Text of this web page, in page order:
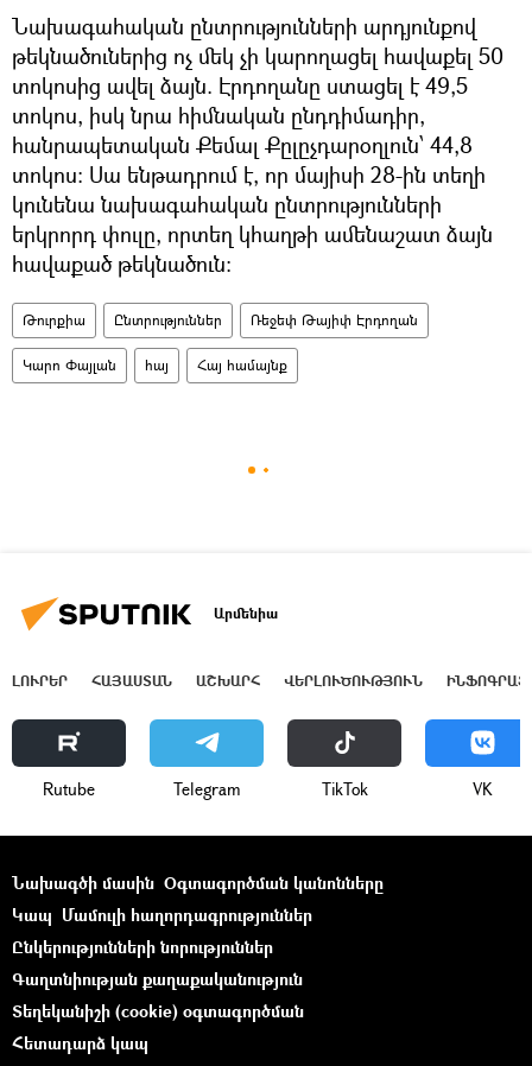
Նախագահական ընտրությունների արդյունքով
թեկնածուներից ոչ մեկ չի կարողացել հավաքել 50
տոկոսից ավել ձայն. Էրդողանը ստացել է 49,5
տոկոս, իսկ նրա հիմնական ընդդիմադիր,
հանրապետական Քեմալ Քըլըչդարօղլուն՝ 44,8
տոկոս։ Սա ենթադրում է, որ մայիսի 28-ին տեղի
կունենա նախագահական ընտրությունների
երկրորդ փուլը, որտեղ կհաղթի ամենաշատ ձայն
հավաքած թեկնածուն։
Թուրքիա Ընտրություններ Ռեջեփ Թայիփ Էրդողան
Կարո Փայլան հայ Հայ համայնք
Արմենիա
ԼՈՒՐԵՐ ՀԱՅԱՍՏԱՆ ԱՇԽԱՐՀ ՎԵՐԼՈՒԾՈՒԹՅՈՒՆ
Rutube Telegram ТikТоk VK
Նախագծի մասին Օգտագործման կանոնները
Կապ Մամուլի հաղորդագրություններ
Ընկերությունների նորություններ
Գաղտնիության քաղաքականություն
Տեղեկանիշի (cookie) օգտագործման
Հետադարձ կապ